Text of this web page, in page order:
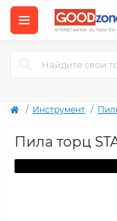
Инструмент
Пила торц